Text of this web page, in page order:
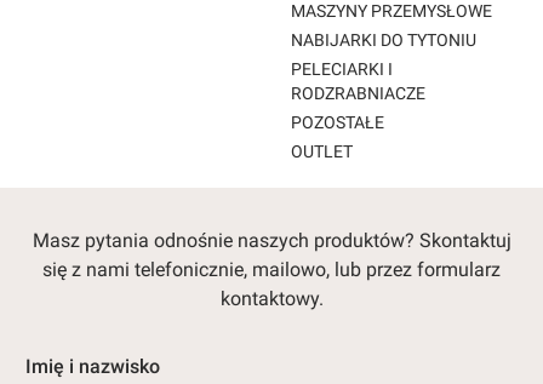
MASZYNY PRZEMYSŁOWE
NABIJARKI DO TYTONIU
PELECIARKI I
RODZRABNIACZE
POZOSTAŁE
OUTLET
Masz pytania odnośnie naszych produktów? Skontaktuj
się z nami telefonicznie, mailowo, lub przez formularz
kontaktowy.
Imię i nazwisko